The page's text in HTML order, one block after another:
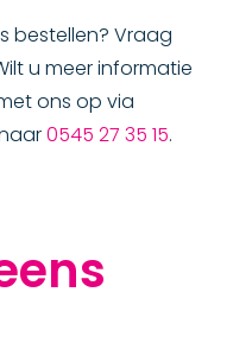
bestellen? Vraag
u meer informatie
ons op via
0545 27 35 15.